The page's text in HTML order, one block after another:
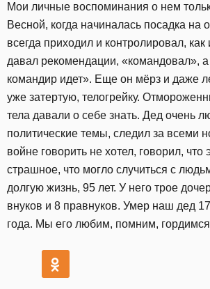
Мои личные воспоминания о нем
Весной, когда начиналась посадка на
всегда приходил и контролировал,
давал рекомендации, «командовал»,
командир идет». Еще он мёрз и даже
уже затертую, телогрейку.
тела давали о себе знать. Дед очень
политические темы, следил за всеми
войне говорить не хотел, говорил, что
страшное, что могло случиться с
долгую жизнь, 95 лет. У него трое
внуков и 8 правнуков. Умер наш дед
года. Мы его любим, помним,